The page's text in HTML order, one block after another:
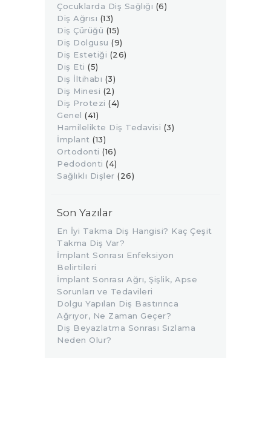
Çocuklarda Diş Sağlığı (6)
Diş Ağrısı (13)
Diş Çürüğü (15)
Diş Dolgusu (9)
Diş Estetiği (26)
Diş Eti (5)
Diş İltihabı (3)
Diş Minesi (2)
Diş Protezi (4)
Genel (41)
Hamilelikte Diş Tedavisi (3)
İmplant (13)
Ortodonti (16)
Pedodonti (4)
Sağlıklı Dişler (26)
Son Yazılar
En İyi Takma Diş Hangisi? Kaç Çeşit
Takma Diş Var?
İmplant Sonrası Enfeksiyon
Belirtileri
İmplant Sonrası Ağrı, Şişlik, Apse
Sorunları ve Tedavileri
Dolgu Yapılan Diş Bastırınca
Ağrıyor, Ne Zaman Geçer?
Diş Beyazlatma Sonrası Sızlama
Neden Olur?